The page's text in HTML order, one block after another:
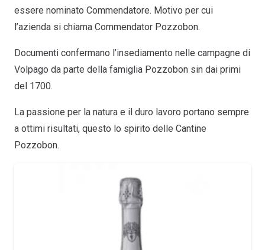
essere nominato Commendatore. Motivo per cui
l’azienda si chiama Commendator Pozzobon.
Documenti confermano l’insediamento nelle campagne di
Volpago da parte della famiglia Pozzobon sin dai primi
del 1700.
La passione per la natura e il duro lavoro portano sempre
a ottimi risultati, questo lo spirito delle Cantine
Pozzobon.